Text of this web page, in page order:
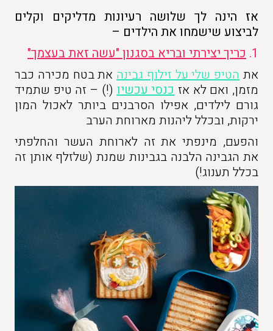
אז הינה לך שלושה רעיונות מדליקים וקלים
לביצוע שישמחו את הילדים –
1. כריך יצירתי ובריא בסגנון "עשה זאת בעצמך"
את הטיפ שלי על זילוף גבינה את בטח מכירה כבר
מזמן, ואם לא אז כנסי עכשיו (!) – זה טיפ שתמיד
גורם לילדים, אפילו הסרבנים ביותר לאכול המון
ירקות, ובכלל ליהנות מארוחת הערב
והפעם, מינפתי את זה לארוחת העשר והחלפתי
את הגבינה הלבנה בגבינות שמנת (שלזלף אותן זה
בכלל תענוג!)